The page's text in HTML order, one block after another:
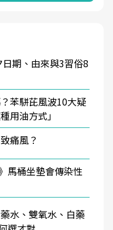
期、由來與3習俗8
苯駢芘風波10大疑
用油方式」
痛風？
馬桶坐墊會傳染性
水、雙氧水、白藥